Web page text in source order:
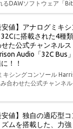
るDAWソフトウェア「
安値】アナログミキ
に搭載された4種
た公式チャンネル
Audio「32C Bus
！！
キシングコンソール
合わせた公式チャンネ
安値】独自の適応型
ズムを搭載した、力